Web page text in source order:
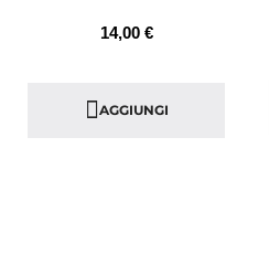
14,00 €
AGGIUNGI